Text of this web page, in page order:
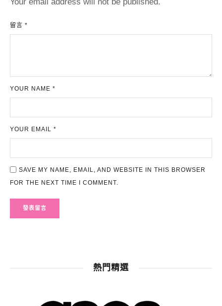
留言 *
YOUR NAME *
YOUR EMAIL *
SAVE MY NAME, EMAIL, AND WEBSITE IN THIS BROWSER
FOR THE NEXT TIME I COMMENT.
熱門精選